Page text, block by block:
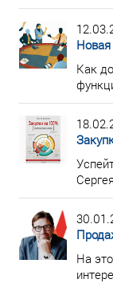
Новая
Как
На